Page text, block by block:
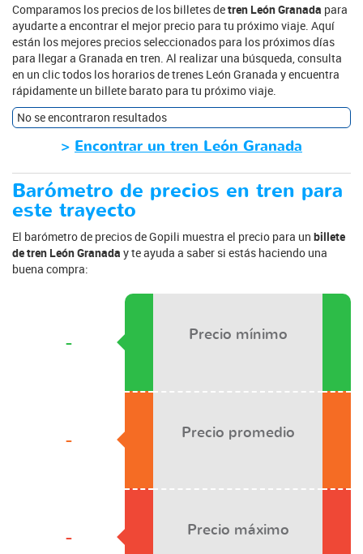
Comparamos los precios de los billetes detren León Granada para
ayudarte a encontrar el mejor precio para tu próximo viaje. Aquí
están los mejores precios seleccionados para los próximos días
para llegar a Granada en tren. Al realizar una búsqueda, consulta
en un clic todos los horarios de trenes León Granada y encuentra
rápidamente un billete barato para tu próximo viaje.
No se encontraron resultados
> Encontrar un tren León Granada
Barómetro de precios en tren para
este trayecto
El barómetro de precios de Gopili muestra el precio para un billete
de tren León Granada y te ayuda a saber si estás haciendo una
buena compra:
-
-
-
Precio mínimo
Precio promedio
Precio máximo